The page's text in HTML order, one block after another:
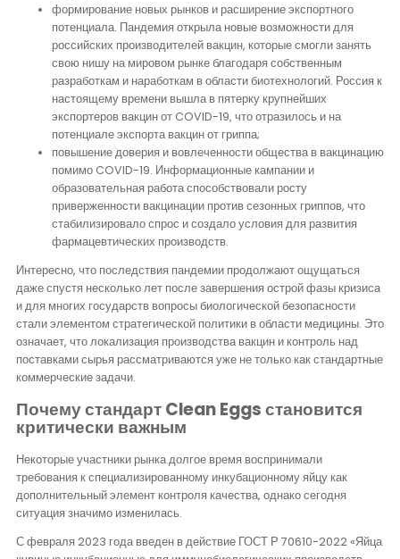
формирование новых рынков и расширение экспортного
потенциала. Пандемия открыла новые возможности для
российских производителей вакцин, которые смогли занять
свою нишу на мировом рынке благодаря собственным
разработкам и наработкам в области биотехнологий. Россия к
настоящему времени вышла в пятерку крупнейших
экспортеров вакцин от COVID-19, что отразилось и на
потенциале экспорта вакцин от гриппа;
повышение доверия и вовлеченности общества в вакцинацию
помимо COVID-19. Информационные кампании и
образовательная работа способствовали росту
приверженности вакцинации против сезонных гриппов, что
стабилизировало спрос и создало условия для развития
фармацевтических производств.
Интересно, что последствия пандемии продолжают ощущаться
даже спустя несколько лет после завершения острой фазы кризиса
и для многих государств вопросы биологической безопасности
стали элементом стратегической политики в области медицины. Это
означает, что локализация производства вакцин и контроль над
поставками сырья рассматриваются уже не только как стандартные
коммерческие задачи.
Почему стандарт Clean Eggs становится
критически важным
Некоторые участники рынка долгое время воспринимали
требования к специализированному инкубационному яйцу как
дополнительный элемент контроля качества, однако сегодня
ситуация значимо изменилась.
С февраля 2023 года введен в действие ГОСТ Р 70610-2022 «Яйца